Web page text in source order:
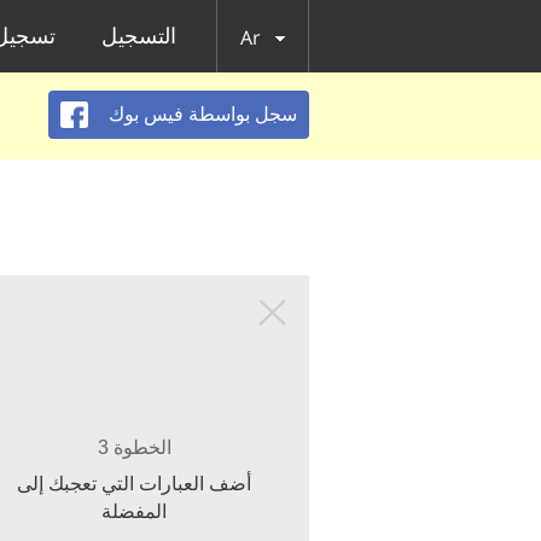
التسجيل Ar
سجل بواسطة فيس بوك
الخطوة 3
أضف العبارات التي تعجبك إلى
المفضلة